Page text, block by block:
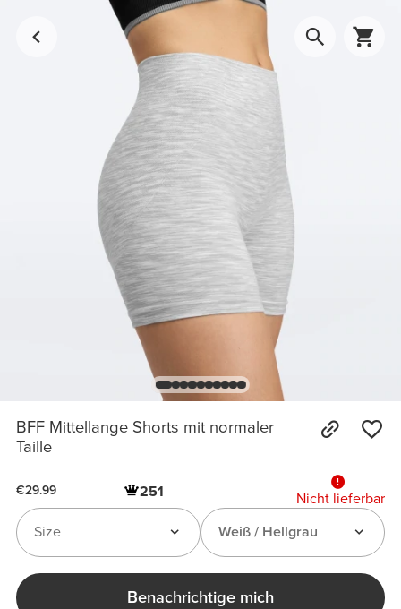
BFF Mittellange Shorts mit normaler
Taille
€29.99 251
Nicht lieferbar
Weiß / Hellgrau
Size
Benachrichtige mich